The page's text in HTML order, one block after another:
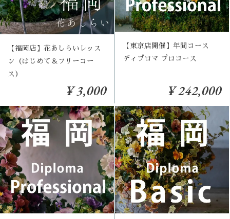
【福岡店】花あしらいレッス
ン（はじめて＆フリーコー
ス）
¥ 3,000
【東京店開催】年間コース
ディプロマ プロコース
¥ 242,000